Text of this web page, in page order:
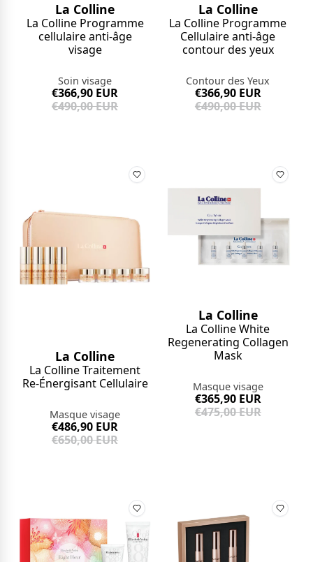
La Colline
La Colline Programme
cellulaire anti-âge
visage
Soin visage
€366,90 EUR
€490,00 EUR
La Colline
La Colline Programme
Cellulaire anti-âge
contour des yeux
Contour des Yeux
€366,90 EUR
€490,00 EUR
La Colline
La Colline Traitement
Re-Énergisant Cellulaire
Masque visage
€486,90 EUR
€650,00 EUR
La Colline
La Colline White
Regenerating Collagen
Mask
Masque visage
€365,90 EUR
€475,00 EUR